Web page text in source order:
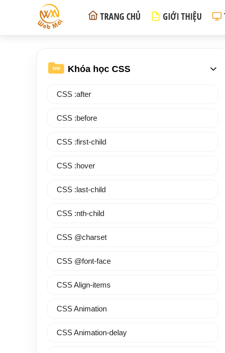
TRANG CHỦ GIỚI THIỆU
WM Khóa học CSS
CSS :after
CSS :before
CSS :first-child
CSS :hover
CSS :last-child
CSS :nth-child
CSS @charset
CSS @font-face
CSS Align-items
CSS Animation
CSS Animation-delay